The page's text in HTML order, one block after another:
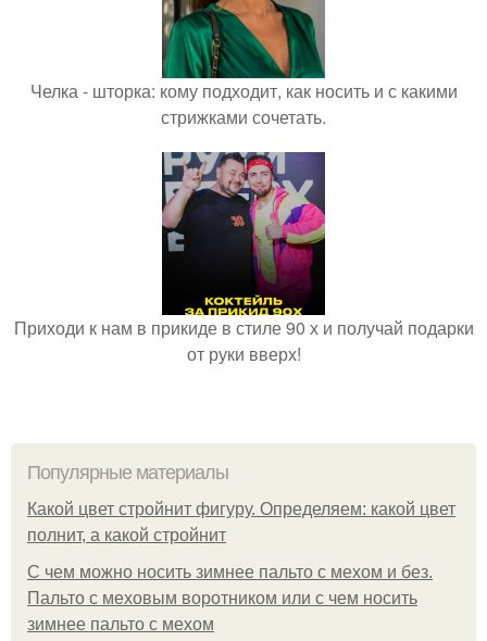
Челка - шторка: кому подходит, как носить и с какими
стрижками сочетать.
Приходи к нам в прикиде в стиле 90 х и получай подарки
от руки вверх!
Популярные материалы
Какой цвет стройнит фигуру. Определяем: какой цвет
полнит, а какой стройнит
C чем можно носить зимнее пальто с мехом и без.
Пальто с меховым воротником или с чем носить
зимнее пальто с мехом